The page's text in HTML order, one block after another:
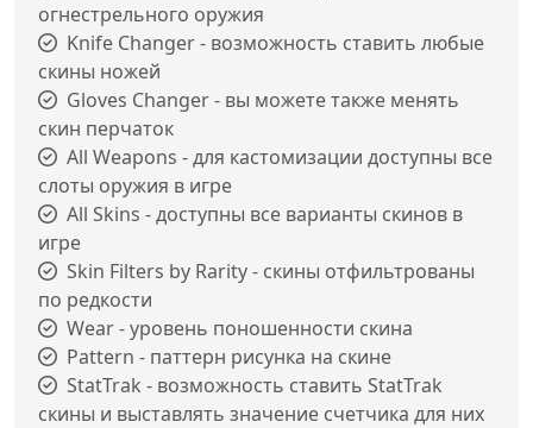
огнестрельного оружия
Knife Changer - возможность ставить любые
скины ножей
Gloves Changer - вы можете также менять
скин перчаток
All Weapons - для кастомизации доступны все
слоты оружия в игре
All Skins - доступны все варианты скинов в
игре
Skin Filters by Rarity - скины отфильтрованы
по редкости
Wear - уровень поношенности скина
Pattern - паттерн рисунка на скине
StatTrak - возможность ставить StatTrak
скины и выставлять значение счетчика для них